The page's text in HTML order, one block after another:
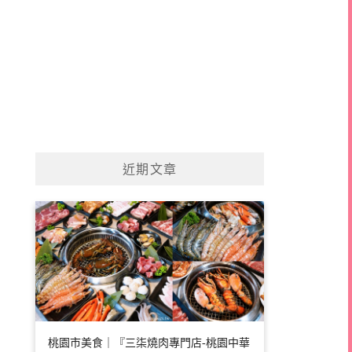
近期文章
桃園市美食｜『三柒燒肉專門店-桃園中華